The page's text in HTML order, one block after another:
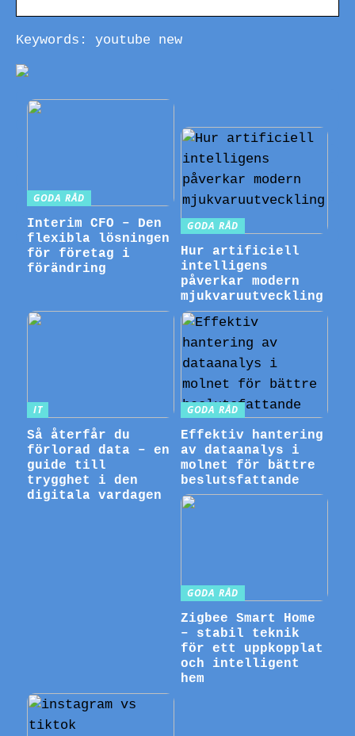
Keywords: youtube new
GODA RÅD
Interim CFO – Den
flexibla lösningen
för företag i
förändring
GODA RÅD
Hur artificiell
intelligens
påverkar modern
mjukvaruutveckling
IT
Så återfår du
förlorad data – en
guide till
trygghet i den
digitala vardagen
GODA RÅD
Effektiv hantering
av dataanalys i
molnet för bättre
beslutsfattande
GODA RÅD
Zigbee Smart Home
– stabil teknik
för ett uppkopplat
och intelligent
hem